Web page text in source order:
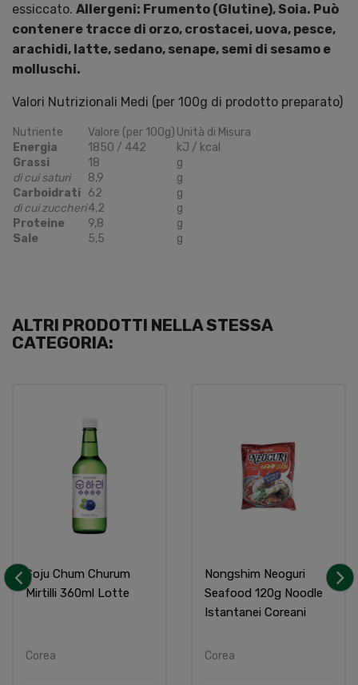
essiccato. Allergeni: Frumento (Glutine), Soia. Può
contenere tracce di orzo, crostacei, uova, pesce,
arachidi, latte, sedano, senape, semi di sesamo e
molluschi.
Valori Nutrizionali Medi (per 100g di prodotto preparato)
Nutriente Valore (per 100g) Unità di Misura
Energia
1850 / 442
kJ / kcal
Grassi
18
g
di cui saturi
8,9
g
Carboidrati 62
g
di cui zuccheri4,2
g
Proteine
9,8
g
Sale
5,5 g
ALTRI PRODOTTI NELLA STESSA
CATEGORIA:
Soju Chum Churum
Mirtilli 360ml Lotte
Corea
Nongshim Neoguri
Seafood 120g Noodle
Istantanei Coreani
Corea